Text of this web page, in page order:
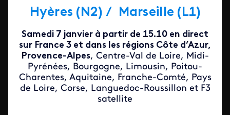
Hyères (N2) / Marseille (L1)
Samedi 7 janvier à partir de 15.10 en direct
sur France 3 et dans les régions Côte d’Azur,
Provence-Alpes, Centre-Val de Loire, Midi-
Pyrénées, Bourgogne, Limousin, Poitou-
Charentes, Aquitaine, Franche-Comté, Pays
de Loire, Corse, Languedoc-Roussillon et F3
satellite